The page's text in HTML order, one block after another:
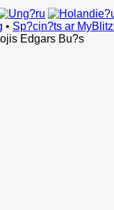
• Sp?cin?ts ar
Edgars Bu?s